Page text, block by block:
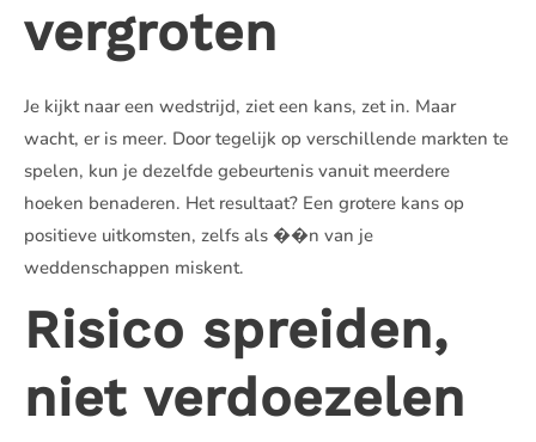
vergroten
Je kijkt naar een wedstrijd, ziet een kans, zet in. Maar
wacht, er is meer. Door tegelijk op verschillende markten te
spelen, kun je dezelfde gebeurtenis vanuit meerdere
hoeken benaderen. Het resultaat? Een grotere kans op
positieve uitkomsten, zelfs als ��n van je
weddenschappen miskent.
Risico spreiden,
niet verdoezelen